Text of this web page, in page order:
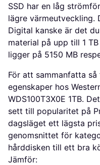
SSD har en låg
lägre värmeutveckling.
Digital kanske är det
material på upp till 1
ligger på 5150 MB
För att sammanfatta
egenskaper hos
WDS100T3X0E 1TB.
sett till popularitet på
dagsläget ett lägsta
genomsnittet för
hårddisken till ett bra
Jämför: